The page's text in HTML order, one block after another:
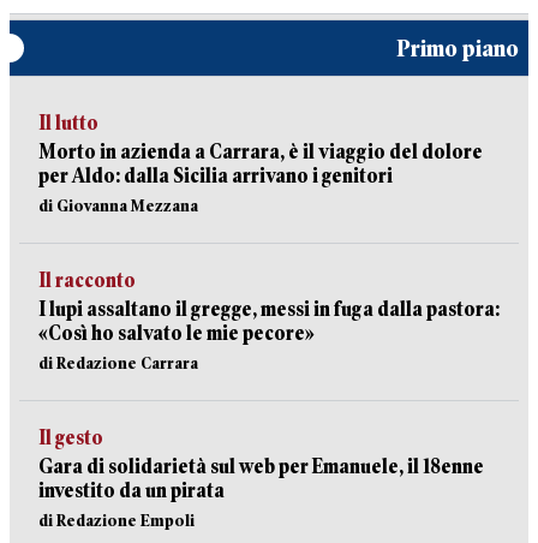
Primo piano
Il lutto
Morto in azienda a Carrara, è il viaggio del dolore
per Aldo: dalla Sicilia arrivano i genitori
di Giovanna Mezzana
Il racconto
I lupi assaltano il gregge, messi in fuga dalla pastora:
«Così ho salvato le mie pecore»
di Redazione Carrara
Il gesto
Gara di solidarietà sul web per Emanuele, il 18enne
investito da un pirata
di Redazione Empoli